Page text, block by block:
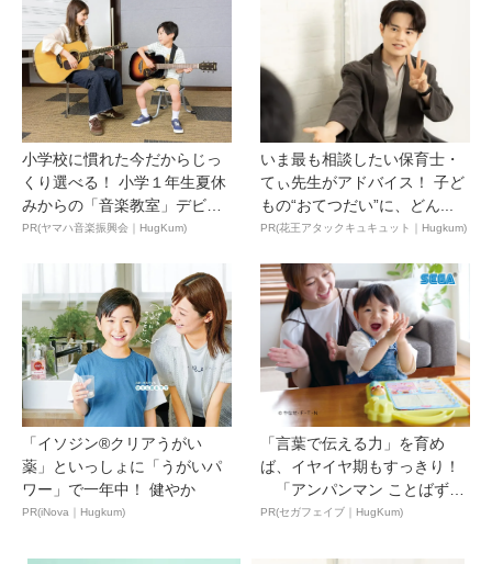
小学校に慣れた今だからじっ
くり選べる！ 小学１年生夏休
みからの「音楽教室」デビ
ュ...
PR(ヤマハ音楽振興会｜HugKum)
いま最も相談したい保育士・
てぃ先生がアドバイス！ 子ど
もの“おてつだい”に、どん...
PR(花王アタックキュキュット｜Hugkum)
「イソジン®クリアうがい
薬」といっしょに「うがいパ
ワー」で一年中！ 健やか
PR(iNova｜Hugkum)
「言葉で伝える力」を育め
ば、イヤイヤ期もすっきり！
「アンパンマン ことばずか
ん...
PR(セガフェイブ｜HugKum)